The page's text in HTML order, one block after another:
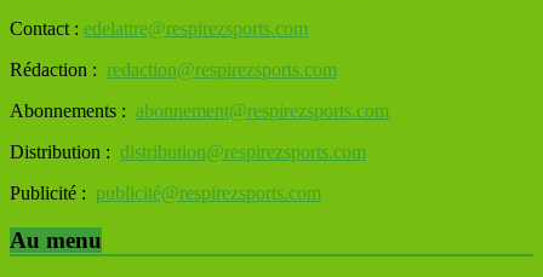
Contact : edelattre@respirezsports.com
Rédaction : redaction@respirezsports.com
Abonnements : abonnement@respirezsports.com
Distribution : distribution@respirezsports.com
Publicité : publicité@respirezsports.com
Au menu